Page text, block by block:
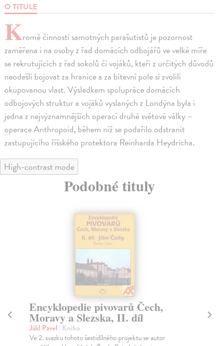
O TITULE
Kromě činnosti samotných parašutistů je pozornost
zaměřena i na osoby z řad domácích odbojářů ve velké míře
se rekrutujících z řad sokolů či vojáků, kteří z určitých důvodů
neodešli bojovat za hranice a za bitevní pole si zvolili
okupovanou vlast. Výsledkem spolupráce domácích
odbojových struktur a vojáků vyslaných z Londýna byla i
jedna z nejvýznamnějších operací druhé světové války –
operace Anthropoid, během níž se podařilo odstranit
zastupujícího říšského protektora Reinharda Heydricha.
High-contrast mode
Podobné tituly
Encyklopedie pivovarů Čech,
Moravy a Slezska, II. díl
Jákl Pavel | Kniha
Ve 2. svazku tohoto šestidílného projektu se autor